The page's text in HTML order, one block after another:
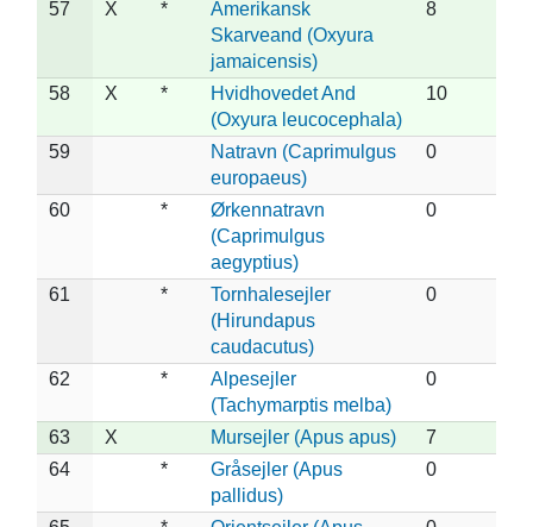
57 X *
Amerikansk
Skarveand (Oxyura
jamaicensis)
8
58 X *
Hvidhovedet And
(Oxyura leucocephala)
10
59
Natravn (Caprimulgus
europaeus)
0
60 *
Ørkennatravn
(Caprimulgus
aegyptius)
0
61 *
Tornhalesejler
(Hirundapus
caudacutus)
0
62 *
Alpesejler
(Tachymarptis melba)
0
63 X Mursejler (Apus apus)
7
64
*
Gråsejler (Apus
pallidus)
0